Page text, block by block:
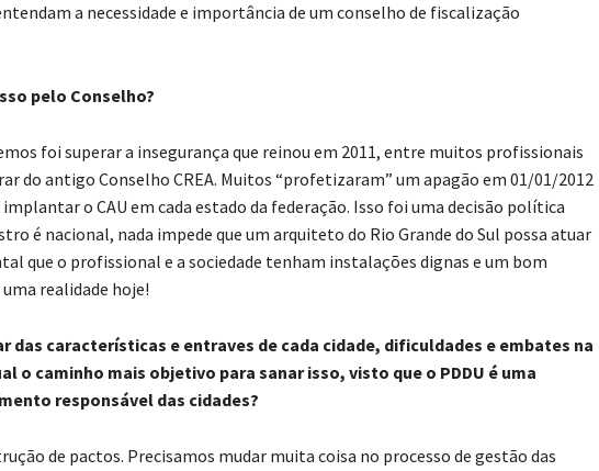
a necessidade e importância de um conselho de fiscalização
pelo Conselho?
foi superar a insegurança que reinou em 2011, entre muitos profissionais
do antigo Conselho CREA. Muitos “profetizaram” um apagão em 01/01/2012
o CAU em cada estado da federação. Isso foi uma decisão política
é nacional, nada impede que um arquiteto do Rio Grande do Sul possa atuar
que o profissional e a sociedade tenham instalações dignas e um bom
realidade hoje!
das características e entraves de cada cidade, dificuldades e embates na
o caminho mais objetivo para sanar isso, visto que o PDDU é uma
responsável das cidades?
de pactos. Precisamos mudar muita coisa no processo de gestão das